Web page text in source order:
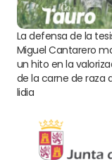
La defensa de la
Miguel Cantarero
un hito en la
de la carne de raza
lidia